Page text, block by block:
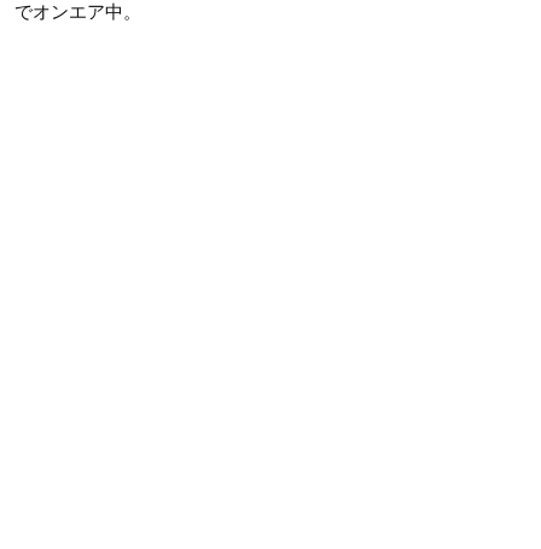
でオンエア中。